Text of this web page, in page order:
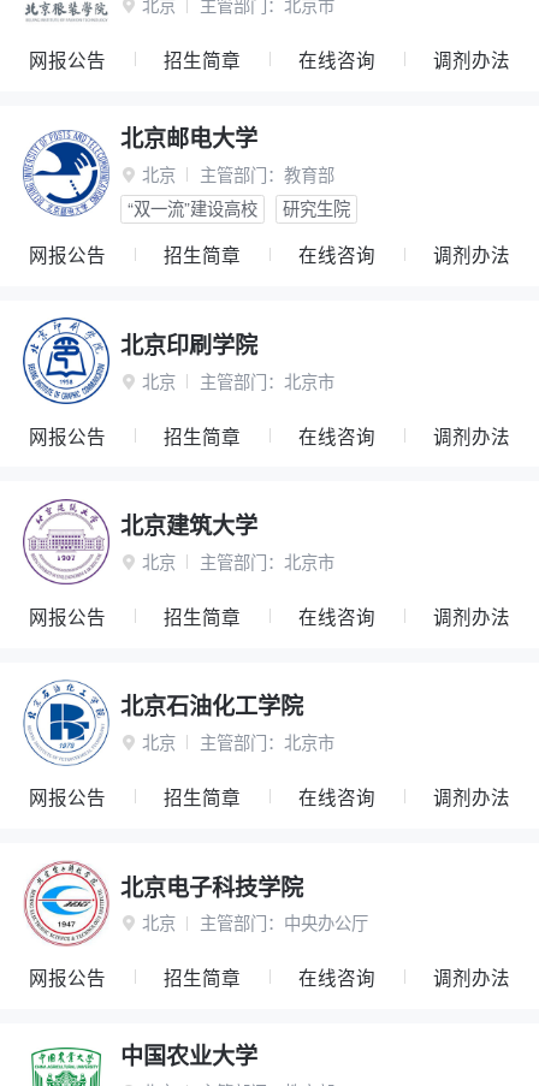
 北京 主管部门： 北京市
网报公告 招生简章 在线咨询 调剂办法
北京邮电大学
 北京 主管部门： 教育部
“双一流”建设高校
研究生院
网报公告 招生简章 在线咨询 调剂办法
北京印刷学院
 北京 主管部门： 北京市
网报公告 招生简章 在线咨询 调剂办法
北京建筑大学
 北京 主管部门： 北京市
网报公告 招生简章 在线咨询 调剂办法
北京石油化工学院
 北京 主管部门： 北京市
网报公告 招生简章 在线咨询 调剂办法
北京电子科技学院
 北京 主管部门： 中央办公厅
网报公告 招生简章 在线咨询 调剂办法
中国农业大学